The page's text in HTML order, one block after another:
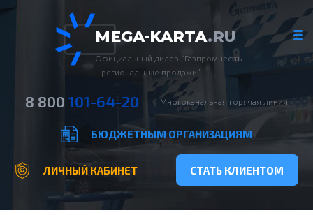
MEGA-KARTA.RU
Официальный дилер “Газпромнефть
– региональные продажи”
8 800 101-64-20 Многоканальная горячая линия
БЮДЖЕТНЫМ ОРГАНИЗАЦИЯМ
ЛИЧНЫЙ КАБИНЕТ СТАТЬ КЛИЕНТОМ